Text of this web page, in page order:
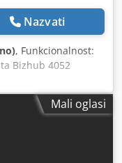
Nazvati
, Funkcionalnost:
Bizhub 4052
Akksf Cijena za
rabljenih kopirnih
u pakiranju i
osigurali
Kopirni strojevi
Mali oglasi